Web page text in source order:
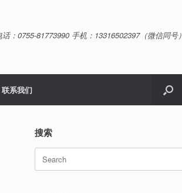
：0755-81773990 手机：13316502397（微信同号）
联系我们
搜索
Search
for: